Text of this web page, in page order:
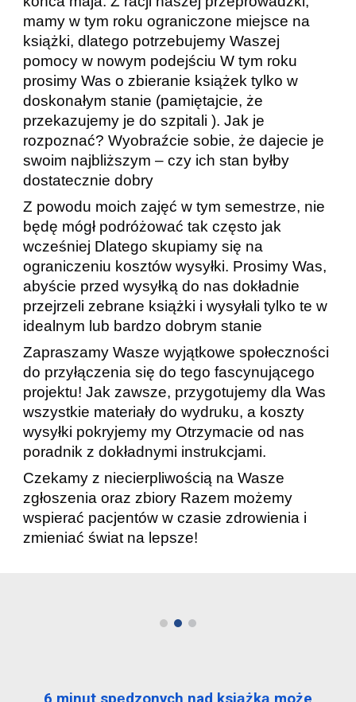
mamy w tym roku ograniczone miejsce na
książki, dlatego potrzebujemy Waszej
pomocy w nowym podejściu W tym roku
prosimy Was o zbieranie książek tylko w
doskonałym stanie (pamiętajcie, że
przekazujemy je do szpitali ). Jak je
rozpoznać? Wyobraźcie sobie, że dajecie je
swoim najbliższym – czy ich stan byłby
dostatecznie dobry
Z powodu moich zajęć w tym semestrze, nie
będę mógł podróżować tak często jak
wcześniej Dlatego skupiamy się na
ograniczeniu kosztów wysyłki. Prosimy Was,
abyście przed wysyłką do nas dokładnie
przejrzeli zebrane książki i wysyłali tylko te w
idealnym lub bardzo dobrym stanie
Zapraszamy Wasze wyjątkowe społeczności
do przyłączenia się do tego fascynującego
projektu! Jak zawsze, przygotujemy dla Was
wszystkie materiały do wydruku, a koszty
wysyłki pokryjemy my Otrzymacie od nas
poradnik z dokładnymi instrukcjami.
Czekamy z niecierpliwością na Wasze
zgłoszenia oraz zbiory Razem możemy
wspierać pacjentów w czasie zdrowienia i
zmieniać świat na lepsze!